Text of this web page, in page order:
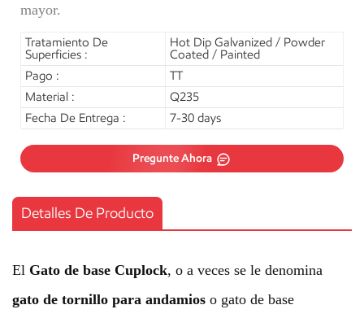
mayor.
Tratamiento De
Superficies :
Hot Dip Galvanized / Powder
Coated / Painted
Pago :
TT
Material :
Q235
Fecha De Entrega :
7-30 days
Pregunte Ahora
Detalles De Producto
El Gato de base Cuplock, o a veces se le denomina
gato de tornillo para andamios o gato de base